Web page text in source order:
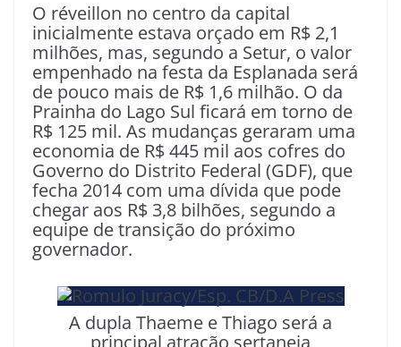
O réveillon no centro da capital
inicialmente estava orçado em R$ 2,1
milhões, mas, segundo a Setur, o valor
empenhado na festa da Esplanada será
de pouco mais de R$ 1,6 milhão. O da
Prainha do Lago Sul ficará em torno de
R$ 125 mil. As mudanças geraram uma
economia de R$ 445 mil aos cofres do
Governo do Distrito Federal (GDF), que
fecha 2014 com uma dívida que pode
chegar aos R$ 3,8 bilhões, segundo a
equipe de transição do próximo
governador.
A dupla Thaeme e Thiago será a